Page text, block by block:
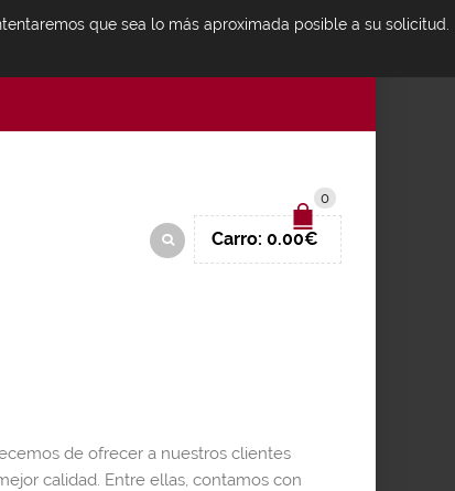
0
Carro: 0.00€
de ofrecer a nuestros clientes
calidad. Entre ellas, contamos con
que sea lo más aproximada posible a su solicitud.